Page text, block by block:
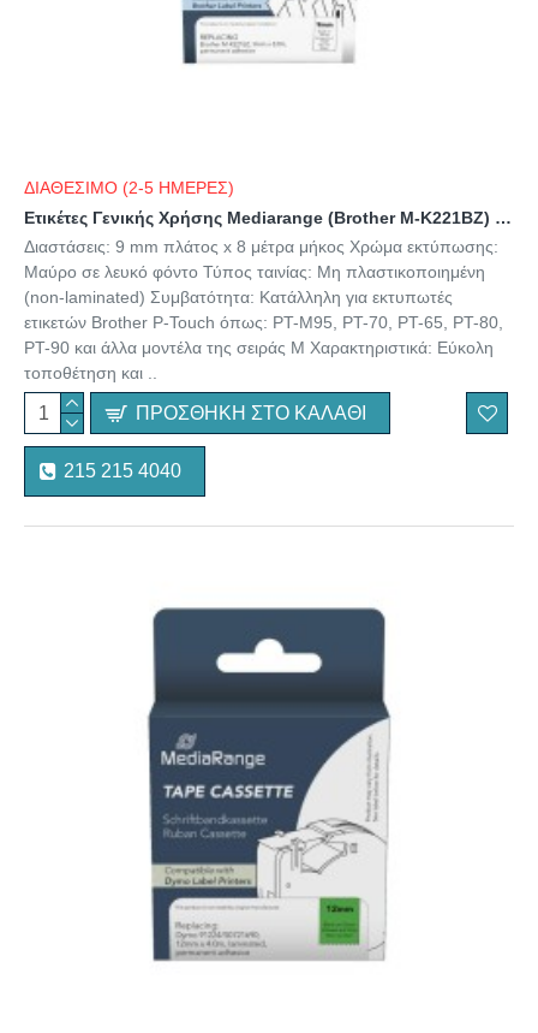
ΔΙΑΘΕΣΙΜΟ (2-5 ΗΜΕΡΕΣ)
Ετικέτες Γενικής Χρήσης Mediarange (Brother M-K221BZ) 9mm, 8m, Laminated and Permanent Adhesive, Black on White (MRBMK221)
Διαστάσεις: 9 mm πλάτος x 8 μέτρα μήκος Χρώμα εκτύπωσης:
Μαύρο σε λευκό φόντο Τύπος ταινίας: Μη πλαστικοποιημένη
(non-laminated) Συμβατότητα: Κατάλληλη για εκτυπωτές
ετικετών Brother P-Touch όπως: PT-M95, PT-70, PT-65, PT-80,
PT-90 και άλλα μοντέλα της σειράς M Χαρακτηριστικά: Εύκολη
τοποθέτηση και ..
ΠΡΟΣΘΉΚΗ ΣΤΟ ΚΑΛΆΘΙ
215 215 4040